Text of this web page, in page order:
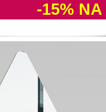
-15% NA